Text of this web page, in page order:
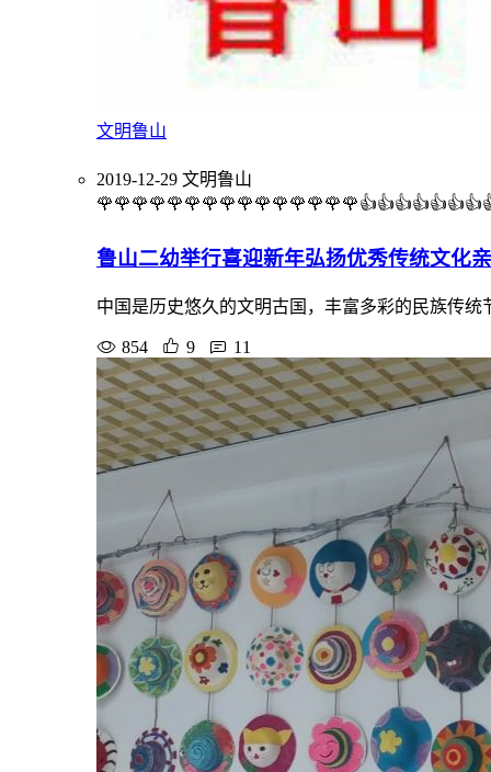
文明鲁山
2019-12-29 文明鲁山
鲁山二幼举行喜迎新年弘扬优秀传统文化
中国是历史悠久的文明古国，丰富多彩的民族传
854 9 11